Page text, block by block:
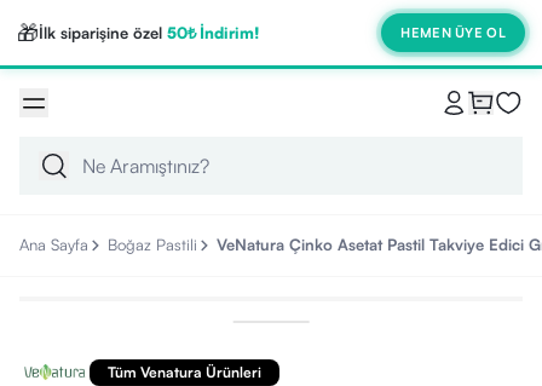
🎁İlk siparişine özel 50₺ İndirim! HEMEN ÜYE OL
Ana Sayfa Boğaz Pastili VeNatura Çinko Asetat Pastil Takviye Edici
Tüm Venatura Ürünleri